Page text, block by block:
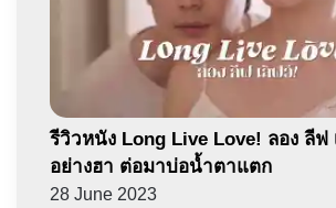
รีวิวหนัง Long Live Love! ลอง ลีฟ
อย่างฮา ต่อมาบ่อน้ำตาแตก
28 June 2023